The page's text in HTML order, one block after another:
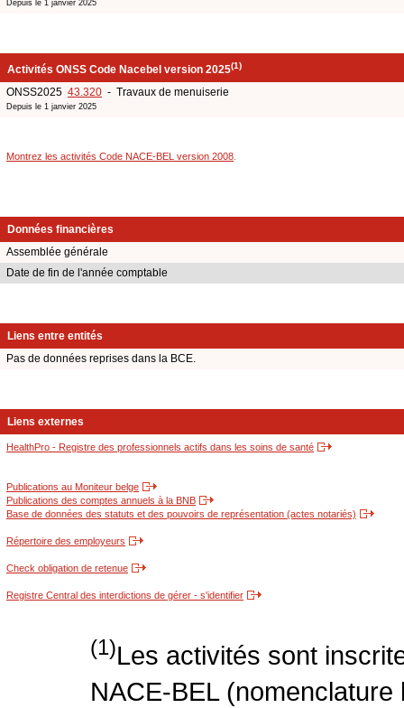
Depuis le 1 janvier 2025
Activités ONSS Code Nacebel version 2025(1)
ONSS2025 43.320 - Travaux de menuiserie
Depuis le 1 janvier 2025
Montrez les activités Code NACE-BEL version 2008
Données financières
Assemblée générale
Date de fin de l'année comptable
Liens entre entités
Pas de données reprises dans la BCE.
Liens externes
HealthPro - Registre des professionnels actifs dans les soins de santé
Publications au Moniteur belge
Publications des comptes annuels à la BNB
Base de données des statuts et des pouvoirs de représentation (actes notariés)
Répertoire des employeurs
Check obligation de retenue
Registre Central des interdictions de gérer - s'identifier
(1)Les activités sont
NACE-BEL